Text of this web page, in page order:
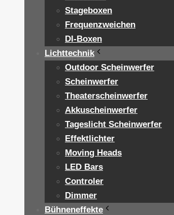
Stageboxen
Frequenzweichen
DI-Boxen
Lichttechnik
Outdoor Scheinwerfer
Scheinwerfer
Theaterscheinwerfer
Akkuscheinwerfer
Tageslicht Scheinwerfer
Effektlichter
Moving Heads
LED Bars
Controler
Dimmer
Bühneneffekte